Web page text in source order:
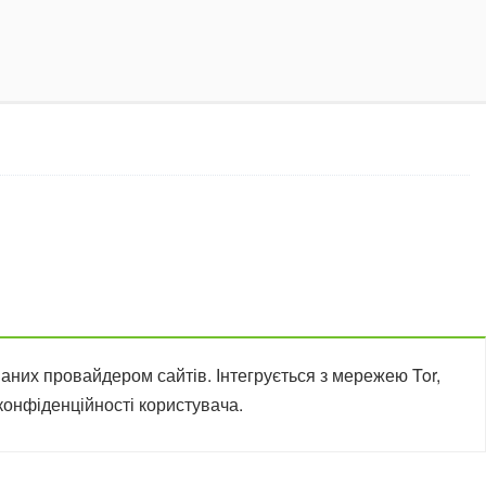
провайдером сайтів. Інтегрується з мережею Tor,
користувача.